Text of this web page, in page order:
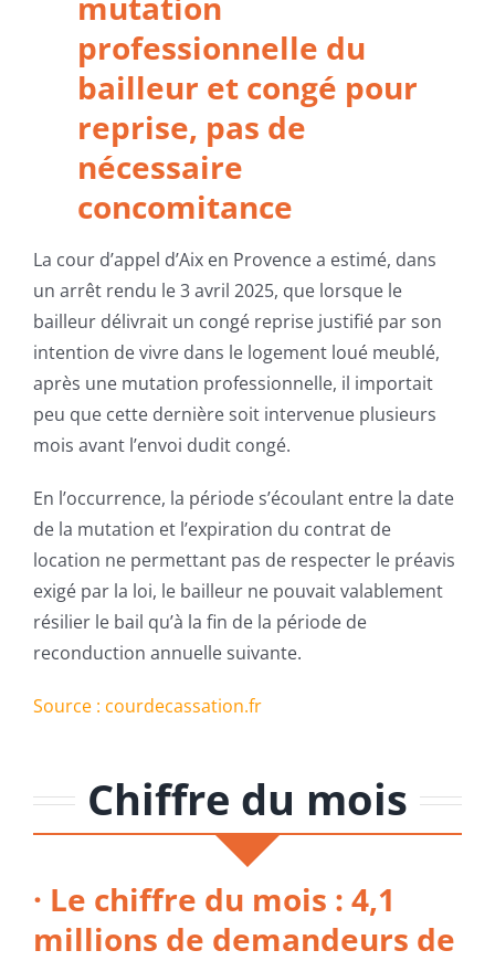
professionnelle du
bailleur et congé pour
reprise, pas de
nécessaire
concomitance
La cour d’appel d’Aix en Provence a estimé, dans
un arrêt rendu le 3 avril 2025, que lorsque le
bailleur délivrait un congé reprise justifié par son
intention de vivre dans le logement loué meublé,
après une mutation professionnelle, il importait
peu que cette dernière soit intervenue plusieurs
mois avant l’envoi dudit congé.
En l’occurrence, la période s’écoulant entre la date
de la mutation et l’expiration du contrat de
location ne permettant pas de respecter le préavis
exigé par la loi, le bailleur ne pouvait valablement
résilier le bail qu’à la fin de la période de
reconduction annuelle suivante.
Source : courdecassation.fr
Chiffre du mois
· Le chiffre du mois : 4,1
millions de demandeurs de